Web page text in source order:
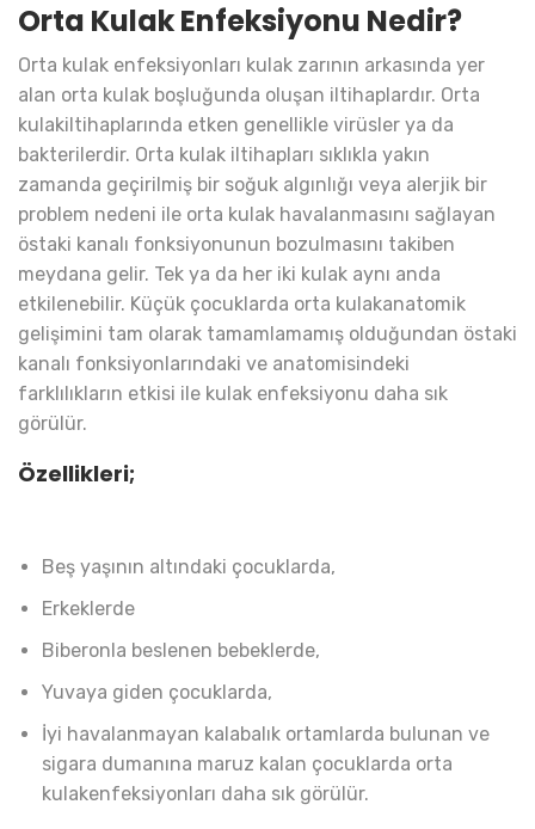
Orta Kulak Enfeksiyonu Nedir?
Orta kulak enfeksiyonları kulak zarının arkasında yer
alan orta kulak boşluğunda oluşan iltihaplardır. Orta
kulakiltihaplarında etken genellikle virüsler ya da
bakterilerdir. Orta kulak iltihapları sıklıkla yakın
zamanda geçirilmiş bir soğuk algınlığı veya alerjik bir
problem nedeni ile orta kulak havalanmasını sağlayan
östaki kanalı fonksiyonunun bozulmasını takiben
meydana gelir. Tek ya da her iki kulak aynı anda
etkilenebilir. Küçük çocuklarda orta kulakanatomik
gelişimini tam olarak tamamlamamış olduğundan östaki
kanalı fonksiyonlarındaki ve anatomisindeki
farklılıkların etkisi ile kulak enfeksiyonu daha sık
görülür.
Özellikleri;
Beş yaşının altındaki çocuklarda,
Erkeklerde
Biberonla beslenen bebeklerde,
Yuvaya giden çocuklarda,
İyi havalanmayan kalabalık ortamlarda bulunan ve
sigara dumanına maruz kalan çocuklarda orta
kulakenfeksiyonları daha sık görülür.